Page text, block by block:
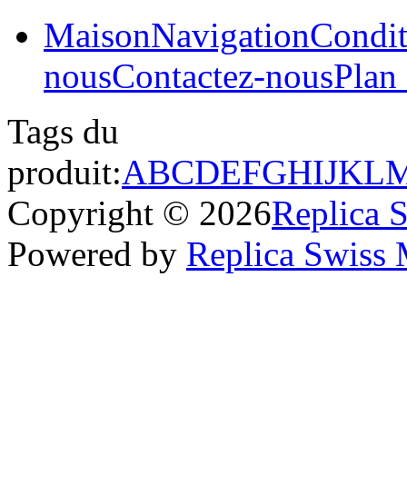
MaisonNavigation
nousContactez-nousPlan
Tags du
produit:ABCDEFGHIJKL
Copyright © 2026Replica
Powered by Replica Swiss